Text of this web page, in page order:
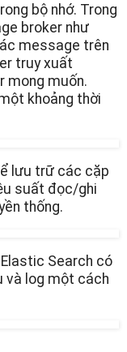
bộ nhớ. Trong
broker như
message trên
truy xuất
mong muốn.
khoảng thời
lưu trữ các cặp
suất đọc/ghi
thống.
Search có
và log một cách